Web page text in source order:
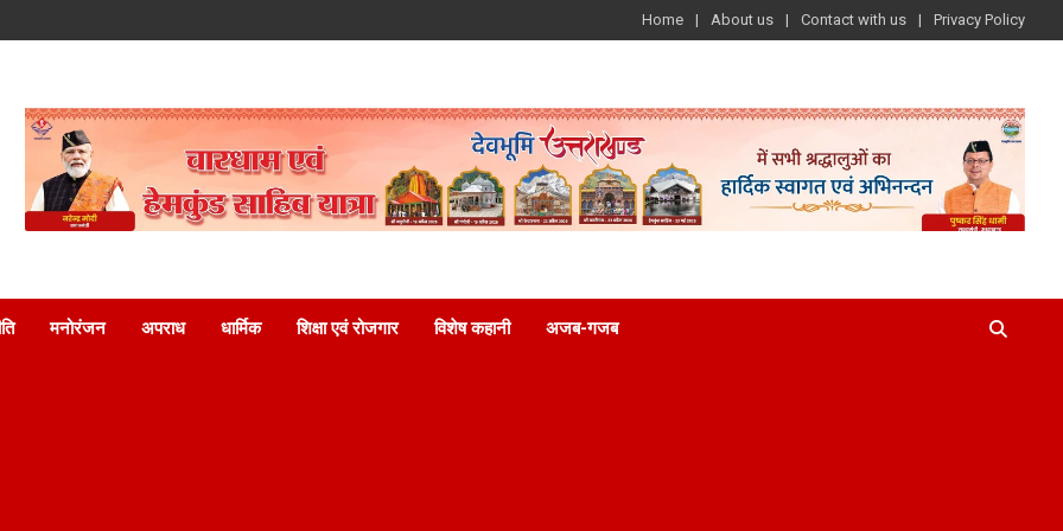
Home About us Contact with us Privacy Policy
मनोरंजन अपराध धार्मिक शिक्षा एवं रोजगार विशेष कहानी अजब-गजब